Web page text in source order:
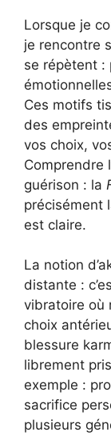
Lorsque je
je rencontre
se répètent :
Ces motifs
des
vos choix,
Comprendre
guérison : la
précisément
est claire.
La notion
distante :
vibratoire où
choix
blessure
librement
exemple :
sacrifice
plusieurs